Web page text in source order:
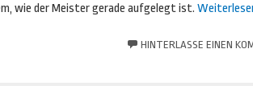
wie der Meister gerade aufgelegt ist.
HINTERLASSE EINEN